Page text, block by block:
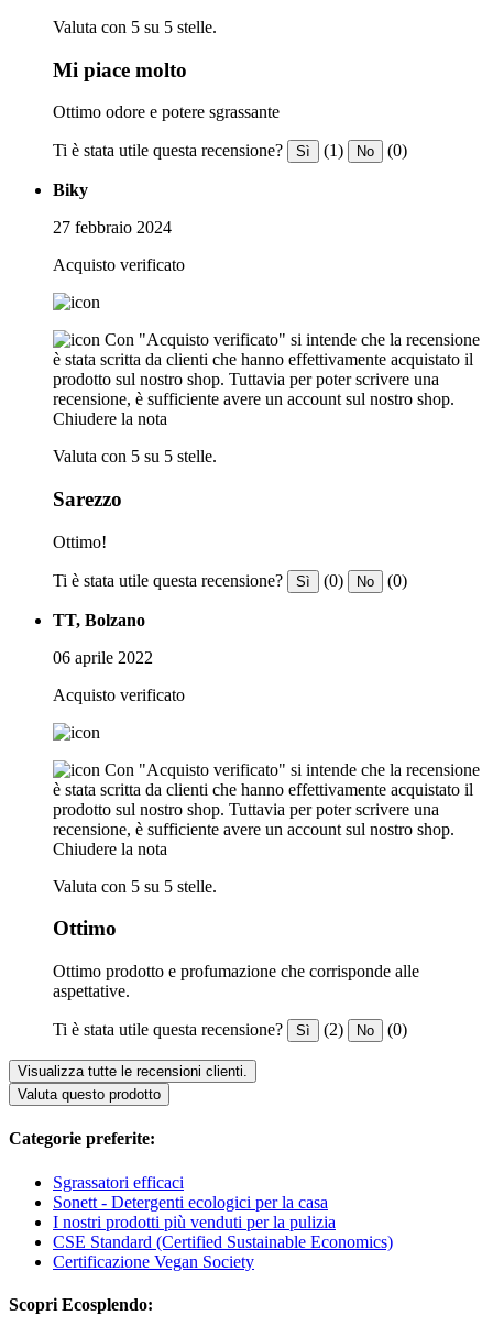
Valuta con 5 su 5 stelle.
Mi piace molto
Ottimo odore e potere sgrassante
Ti è stata utile questa recensione? Sì (1) No (0)
Biky
27 febbraio 2024
Acquisto verificato
Con "Acquisto verificato" si intende che la recensione
è stata scritta da clienti che hanno effettivamente acquistato il
prodotto sul nostro shop. Tuttavia per poter scrivere una
recensione, è sufficiente avere un account sul nostro shop.
Chiudere la nota
Valuta con 5 su 5 stelle.
Sarezzo
Ottimo!
Ti è stata utile questa recensione? Sì (0) No (0)
TT, Bolzano
06 aprile 2022
Acquisto verificato
Con "Acquisto verificato" si intende che la recensione
è stata scritta da clienti che hanno effettivamente acquistato il
prodotto sul nostro shop. Tuttavia per poter scrivere una
recensione, è sufficiente avere un account sul nostro shop.
Chiudere la nota
Valuta con 5 su 5 stelle.
Ottimo
Ottimo prodotto e profumazione che corrisponde alle
aspettative.
Ti è stata utile questa recensione? Sì (2) No (0)
Visualizza tutte le recensioni clienti.
Valuta questo prodotto
Categorie preferite:
Sgrassatori efficaci
Sonett - Detergenti ecologici per la casa
I nostri prodotti più venduti per la pulizia
CSE Standard (Certified Sustainable Economics)
Certificazione Vegan Society
Scopri Ecosplendo: